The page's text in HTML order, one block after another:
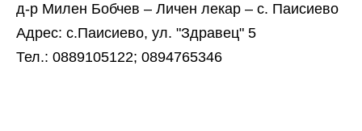
д-р Милен Бобчев – Личен лекар – с. Паисиево
Адрес: с.Паисиево, ул. "Здравец" 5
Тел.: 0889105122; 0894765346